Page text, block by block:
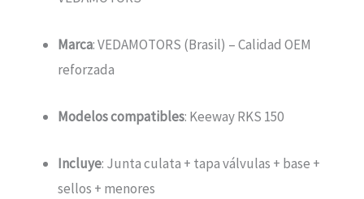
Marca: VEDAMOTORS (Brasil) – Calidad OEM
reforzada
Modelos compatibles: Keeway RKS 150
Incluye: Junta culata + tapa válvulas + base +
sellos + menores